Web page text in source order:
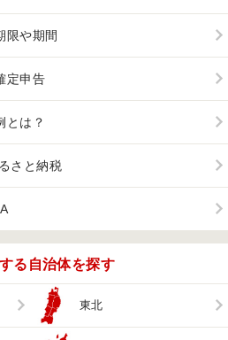
限や期間
定申告
とは？
さと納税
る自治体を探す
東北